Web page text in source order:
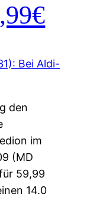
den
im
(MD
59,99
14.0